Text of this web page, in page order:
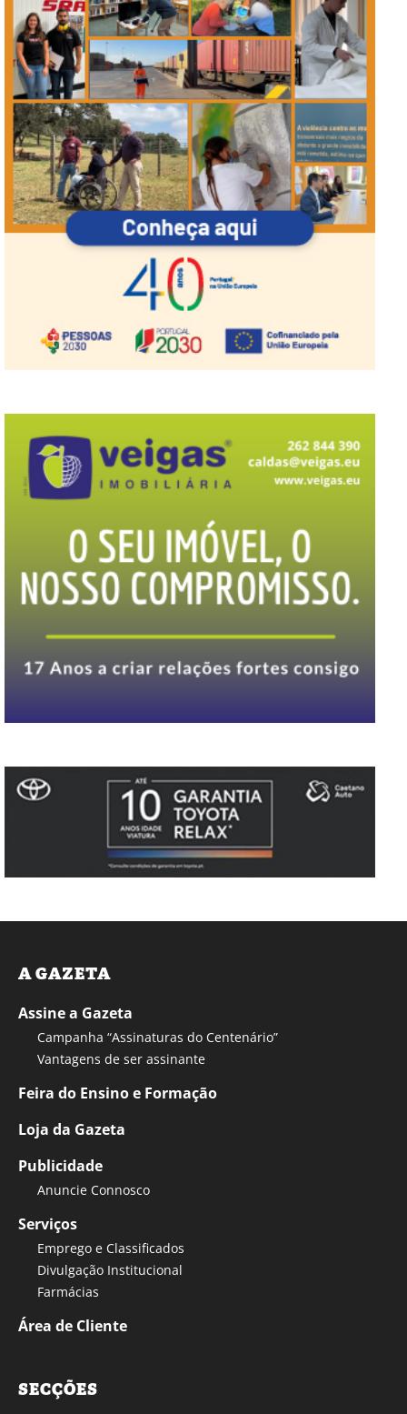
A GAZETA
Assine a Gazeta
Campanha “Assinaturas do Centenário”
Vantagens de ser assinante
Feira do Ensino e Formação
Loja da Gazeta
Publicidade
Anuncie Connosco
Serviços
Emprego e Classificados
Divulgação Institucional
Farmácias
Área de Cliente
SECÇÕES